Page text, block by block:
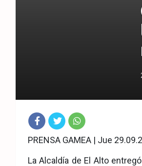
Fac Twit
ter
Wha
tsA
PRENSA GAMEA | Jue
La Alcaldía de El Alto